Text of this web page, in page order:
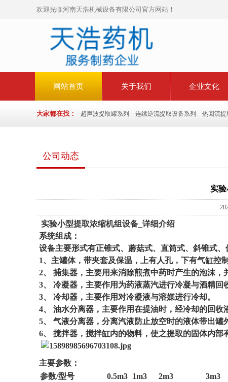
欢迎光临河南天浩机械设备有限公司官方网站！
网站首页 关于我们 企业文化
大家都在找： 超声波提取罐系列 连续逆流提取设备系列 热回流提
公司动态
实
实验小型提取浓缩机组设备_详细介绍
系统组成：
设备主要形式有正锥式、蘑菇式、直筒式、斜锥式
1、主罐体，带夹套及保温，上有人孔，下有气缸控
2、 捕集器，主要用来消除煎煮中药时产生的泡沫，
3、 冷凝器，主要作用为药液蒸汽进行冷凝与酒精回
3、 冷却器，主要作用对冷凝液与溶媒进行冷却。
4、 油水分离器，主要作用在提油时，经冷却的回收
5、 气液分离器，分离汽液防止放空时的液体带出罐
6、 搅拌器，搅拌缸内的物料，使之提取的固体内部
主要参数：
参数/型号
0.5m3 1m3 2m3 3m3